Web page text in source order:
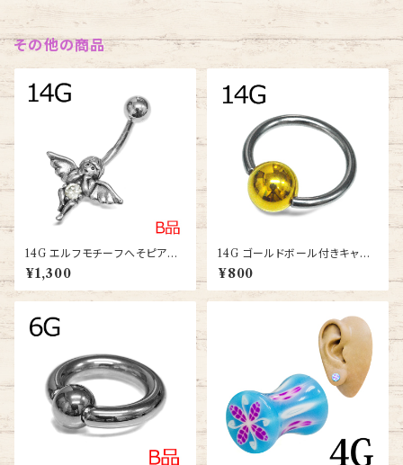
その他の商品
14G エルフモチーフへそピアス
(ANG-04-14G-SS)
¥1,300
14G ゴールドボール付きキャプ
ティブビーズリング(BC-ST001
-14G-SSGP)
¥800